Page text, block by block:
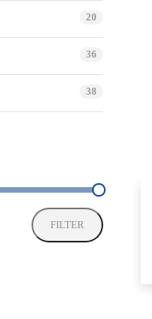
20
36
38
Min.
Max.
FILTER